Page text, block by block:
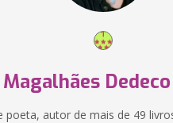
Dedeco
poeta, autor de mais de 49